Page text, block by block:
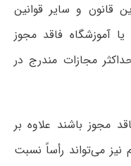
قانون و سایر قوانین
آموزشگاه فاقد مجوز
مجازات مندرج در
مجوز باشند علاوه بر
نیز می‌تواند رأساً نسبت